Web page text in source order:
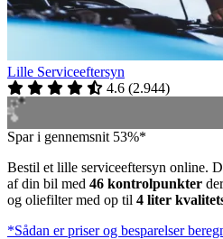
Lille Serviceeftersyn
4.6 (2.944)
Spar i gennemsnit 53%*
Bestil et lille serviceeftersyn online.
af din bil med 46 kontrolpunkter
og oliefilter med op til 4 liter
*Sådan er priser og besparelser